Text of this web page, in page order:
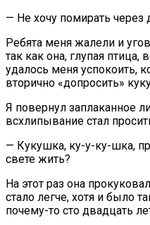
— Не хочу помирать через
Ребята меня жалели и
так как она, глупая птица,
удалось меня успокоить,
вторично «допросить»
Я повернул заплаканное
всхлипывание стал
— Кукушка, ку-у-ку-шка,
свете жить?
На этот раз она
стало легче, хотя и было
почему-то сто двадцать